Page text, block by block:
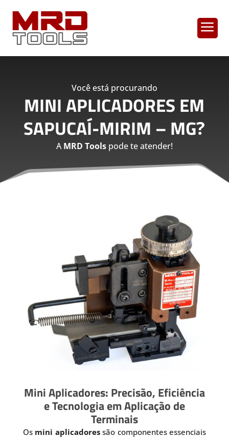
a
Você está procurando
MINI APLICADORES EM
SAPUCAÍ-MIRIM – MG?
AMRD Toolspode te atender!
Mini Aplicadores: Precisão, Eficiência
e Tecnologia em Aplicação de
Terminais
Os mini aplicadoressão componentes essenciais